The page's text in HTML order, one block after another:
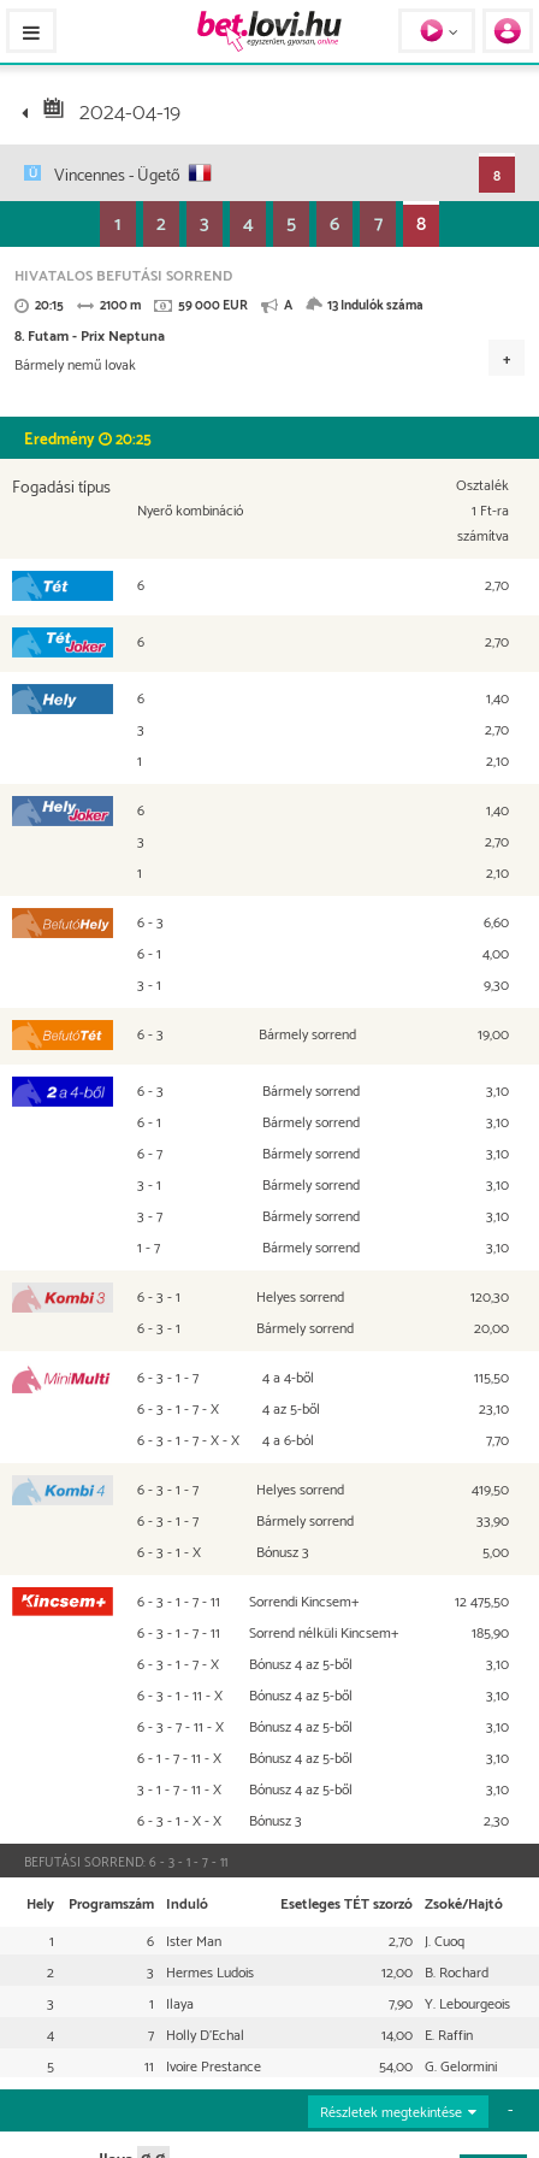
2024-04-19
Vincennes- Ügető 8
1 2 3 4 5 6 7 8
HIVATALOS BEFUTÁSI SORREND
20:15 2100 m 59 000 EUR A 13 Indulók száma
8. Futam - Prix Neptuna
Bármely nemű lovak
Versenydíj 26.550 EUR
2.950 EUR
1.180 EUR 590 EUR
Eredmény 20:25
Fogadási típus
Nyerő kombináció
Osztalék
1 Ft-ra
számítva
Tét 6 2,70
Tét Joker 6 2,70
Hely 6
1,40
3
2,70
1
2,10
Hely Joker 6
1,40
3
2,70
1
2,10
Befutó Hely 6 - 3
6,60
6 - 1
4,00
3 - 1
9,30
Befutó Tét 6 - 3 Bármely sorrend 19,00
2 a 4-ből 6 - 3 Bármely sorrend
3,10
6 - 1
Bármely sorrend
3,10
6 - 7
Bármely sorrend
3,10
3 - 1
Bármely sorrend
3,10
3 - 7
Bármely sorrend
3,10
1 - 7
Bármely sorrend 3,10
Kombi 3 6 - 3 - 1 Helyes sorrend
120,30
6 - 3 - 1
Bármely sorrend 20,00
Mini Multi 6 - 3 - 1 - 7 4 a 4-ből
115,50
6 - 3 - 1 - 7 - X
4 az 5-ből
23,10
6 - 3 - 1 - 7 - X - X
4 a 6-ból 7,70
Kombi 4 6 - 3 - 1 - 7 Helyes sorrend
419,50
6 - 3 - 1 - 7
Bármely sorrend
33,90
6 - 3 - 1 - X
Bónusz 3 5,00
Kincsem+ 6 - 3 - 1 - 7 - 11 Sorrendi Kincsem+
12 475,50
6 - 3 - 1 - 7 - 11
Sorrend nélküli Kincsem+
185,90
6 - 3 - 1 - 7 - X
Bónusz 4 az 5-ből
3,10
6 - 3 - 1 - 11 - X
Bónusz 4 az 5-ből
3,10
6 - 3 - 7 - 11 - X
Bónusz 4 az 5-ből
3,10
6 - 1 - 7 - 11 - X
Bónusz 4 az 5-ből
3,10
3 - 1 - 7 - 11 - X
Bónusz 4 az 5-ből
3,10
6 - 3 - 1 - X - X
Bónusz 3 2,30
BEFUTÁSI SORREND:6 - 3 - 1 - 7 - 11
Hely Programszám Induló Esetleges TÉT szorzó Zsoké/Hajtó
1
6 Ister Man 2,70 J. Cuoq
2
3 Hermes Ludois 12,00 B. Rochard
3
1 Ilaya 7,90 Y. Lebourgeois
4
7 Holly D'Echal 14,00 E. Raffin
5
11 Ivoire Prestance 54,00 G. Gelormini
Részletek megtekintése